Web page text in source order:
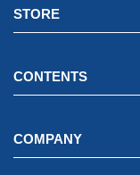
STORE
CONTENTS
COMPANY